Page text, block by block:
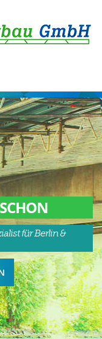
SCHON
für Berlin &